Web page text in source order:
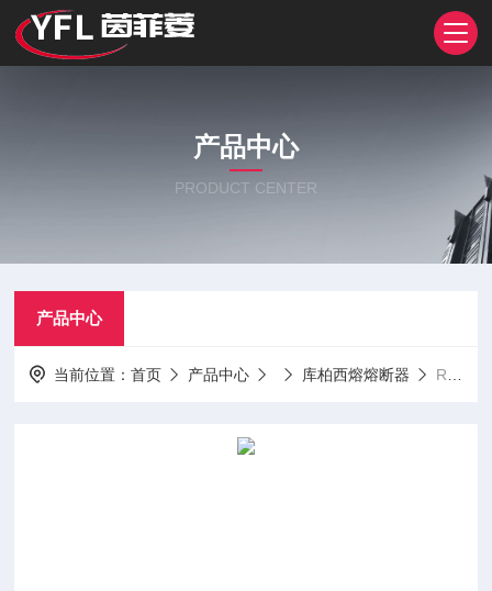
产品中心
PRODUCT CENTER
产品中心
当前位置：首页 产品中心 库柏西熔熔断器 RT16-00C 500V 100ART16-00C系列 库柏西熔熔断器